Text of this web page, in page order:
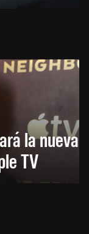
la nueva
TV